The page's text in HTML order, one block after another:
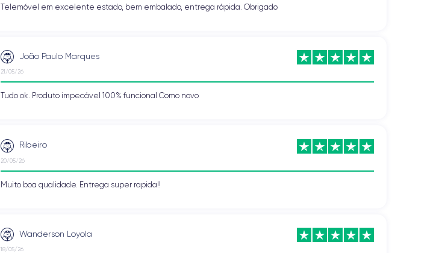
Telemóvel em excelente estado, bem embalado, entrega rápida. Obrigado
João Paulo Marques
21/05/26
Tudo ok. Produto impecável 100% funcional Como novo
Ribeiro
20/05/26
Muito boa qualidade. Entrega super rapida!!
Wanderson Loyola
18/05/26